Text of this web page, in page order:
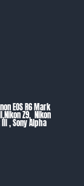
EOS R6 Mark
Z9, Nikon
III , Sony Alpha